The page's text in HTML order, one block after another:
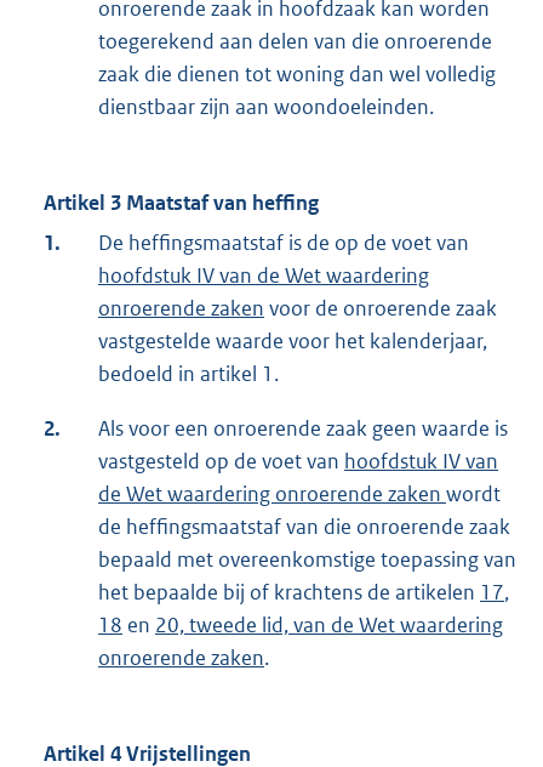
onroerende zaak in hoofdzaak kan worden
toegerekend aan delen van die onroerende
zaak die dienen tot woning dan wel volledig
dienstbaar zijn aan woondoeleinden.
Artikel 3 Maatstaf van heffing
1.
De heffingsmaatstaf is de op de voet van
hoofdstuk IV van de Wet waardering
onroerende zaken voor de onroerende zaak
vastgestelde waarde voor het kalenderjaar,
bedoeld in artikel 1.
2.
Als voor een onroerende zaak geen waarde is
vastgesteld op de voet van hoofdstuk IV van
de Wet waardering onroerende zaken wordt
de heffingsmaatstaf van die onroerende zaak
bepaald met overeenkomstige toepassing van
het bepaalde bij of krachtens de artikelen 17,
18 en 20, tweede lid, van de Wet waardering
onroerende zaken.
Artikel 4 Vrijstellingen